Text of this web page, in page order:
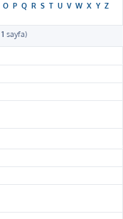
O P Q R S T U V W X Y Z
1 sayfa)